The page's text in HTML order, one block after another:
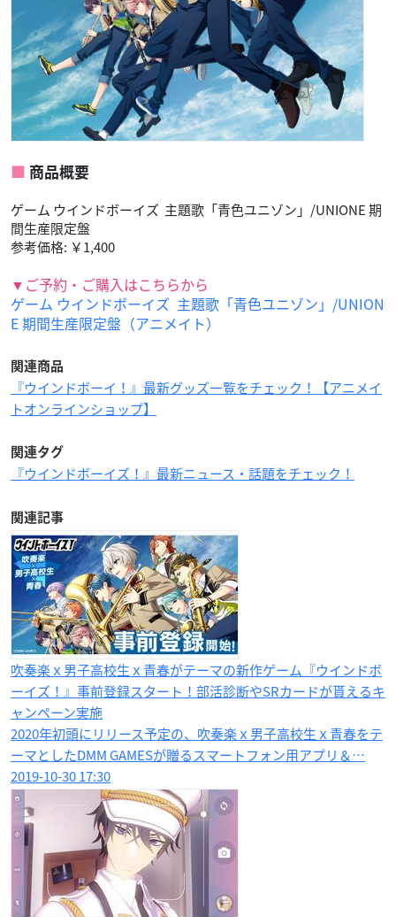
商品概要
ゲーム ウインドボーイズ 主題歌「青色ユニゾン」/UNIONE 期
間生産限定盤
参考価格: ￥1,400
▼ご予約・ご購入はこちらから
ゲーム ウインドボーイズ 主題歌「青色ユニゾン」/UNION
E 期間生産限定盤（アニメイト）
関連商品
『ウインドボーイ！』最新グッズ一覧をチェック！【アニメイ
トオンラインショップ】
関連タグ
『ウインドボーイズ！』最新ニュース・話題をチェック！
関連記事
吹奏楽ｘ男子高校生ｘ青春がテーマの新作ゲーム『ウインドボ
ーイズ！』事前登録スタート！部活診断やSRカードが貰えるキ
ャンペーン実施
2020年初頭にリリース予定の、吹奏楽ｘ男子高校生ｘ青春をテ
ーマとしたDMM GAMESが贈るスマートフォン用アプリ＆…
2019-10-30 17:30